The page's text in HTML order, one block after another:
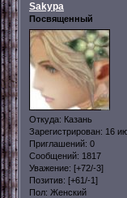
Sakypa
Посвященный
Откуда: Казань
Зарегистрирован: 16
Приглашений: 0
Сообщений: 1817
Уважение: [+72/-3]
Позитив: [+61/-1]
Пол: Женский